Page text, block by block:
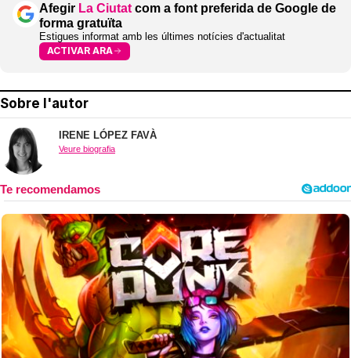
Afegir La Ciutat com a font preferida de Google de
forma gratuïta
Estigues informat amb les últimes notícies d'actualitat
ACTIVAR ARA
Sobre l'autor
IRENE LÓPEZ FAVÀ
Veure biografia